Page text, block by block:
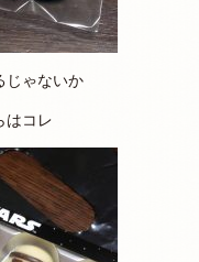
じゃないか
はコレ